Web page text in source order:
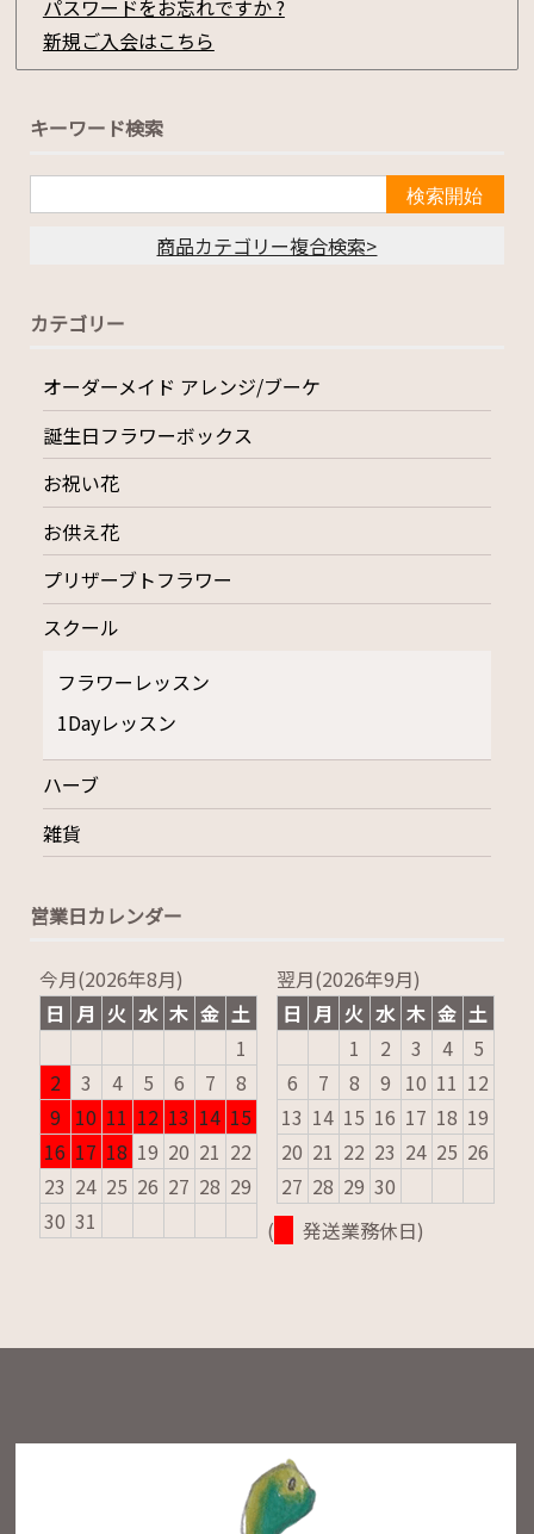
パスワードをお忘れですか ?
新規ご入会はこちら
キーワード検索
商品カテゴリー複合検索>
カテゴリー
オーダーメイド アレンジ/ブーケ
誕生日フラワーボックス
お祝い花
お供え花
プリザーブトフラワー
スクール
フラワーレッスン
1Dayレッスン
ハーブ
雑貨
営業日カレンダー
今月(2026年8月)
日 月 火 水 木 金 土
1
2
3 4 5 6 7
8
9 10 11 12 13 14 15
16 17 18 19 20 21 22
23 24 25 26 27 28 29
30 31
翌月(2026年9月)
日 月 火 水 木 金 土
1
2 3 4
5
6
7 8 9 10 11 12
13 14 15 16 17 18 19
20 21 22 23 24 25 26
27 28 29 30
(
発送業務休日)